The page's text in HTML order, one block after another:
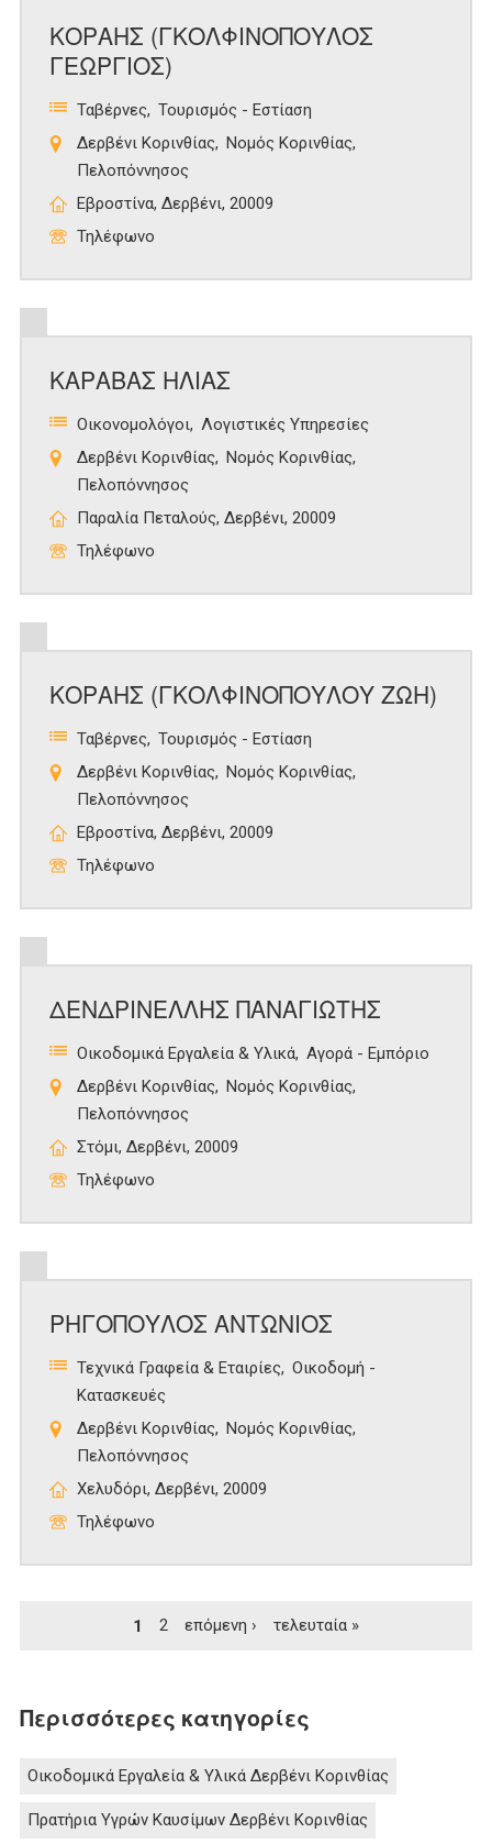
ΚΟΡΑΗΣ (ΓΚΟΛΦΙΝΟΠΟΥΛΟΣ
ΓΕΩΡΓΙΟΣ)
Ταβέρνες
Τουρισμός - Εστίαση
Δερβένι Κορινθίας
Νομός Κορινθίας
Πελοπόννησος
Εβροστίνα, Δερβένι, 20009
Τηλέφωνο
ΚΑΡΑΒΑΣ ΗΛΙΑΣ
Οικονομολόγοι Λογιστικές Υπηρεσίες
Δερβένι Κορινθίας
Νομός Κορινθίας
Πελοπόννησος
Παραλία Πεταλούς, Δερβένι, 20009
Τηλέφωνο
ΚΟΡΑΗΣ (ΓΚΟΛΦΙΝΟΠΟΥΛΟΥ ΖΩΗ)
Ταβέρνες
Τουρισμός - Εστίαση
Δερβένι Κορινθίας
Νομός Κορινθίας
Πελοπόννησος
Εβροστίνα, Δερβένι, 20009
Τηλέφωνο
ΔΕΝΔΡΙΝΕΛΛΗΣ ΠΑΝΑΓΙΩΤΗΣ
Οικοδομικά Εργαλεία & Υλικά Αγορά - Εμπόριο
Δερβένι Κορινθίας
Νομός Κορινθίας
Πελοπόννησος
Στόμι, Δερβένι, 20009
Τηλέφωνο
ΡΗΓΟΠΟΥΛΟΣ ΑΝΤΩΝΙΟΣ
Τεχνικά Γραφεία & Εταιρίες
Οικοδομή -
Κατασκευές
Δερβένι Κορινθίας
Νομός Κορινθίας
Πελοπόννησος
Χελυδόρι, Δερβένι, 20009
Τηλέφωνο
1 2 επόμενη › τελευταία »
Περισσότερες κατηγορίες
Οικοδομικά Εργαλεία & Υλικά Δερβένι Κορινθίας
Πρατήρια Υγρών Καυσίμων Δερβένι Κορινθίας